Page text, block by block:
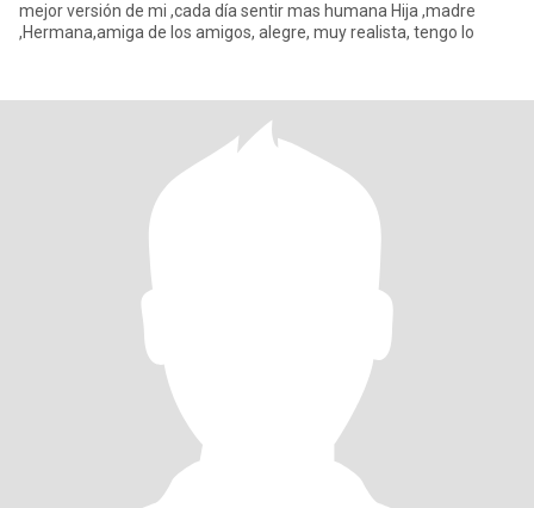
mejor versión de mi ,cada día sentir mas humana Hija ,madre
,Hermana,amiga de los amigos, alegre, muy realista, tengo lo